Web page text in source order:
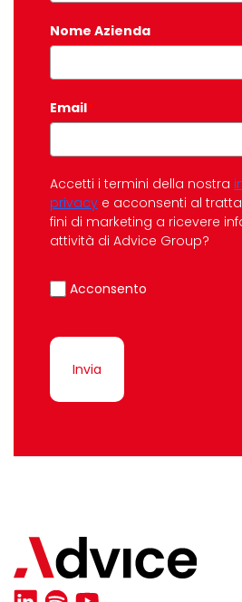
Nome Azienda
Email*
Accetti i termini della nostra
privacy e acconsenti al
fini di marketing a ricevere
attività di Advice Group?
Acconsento
Invia